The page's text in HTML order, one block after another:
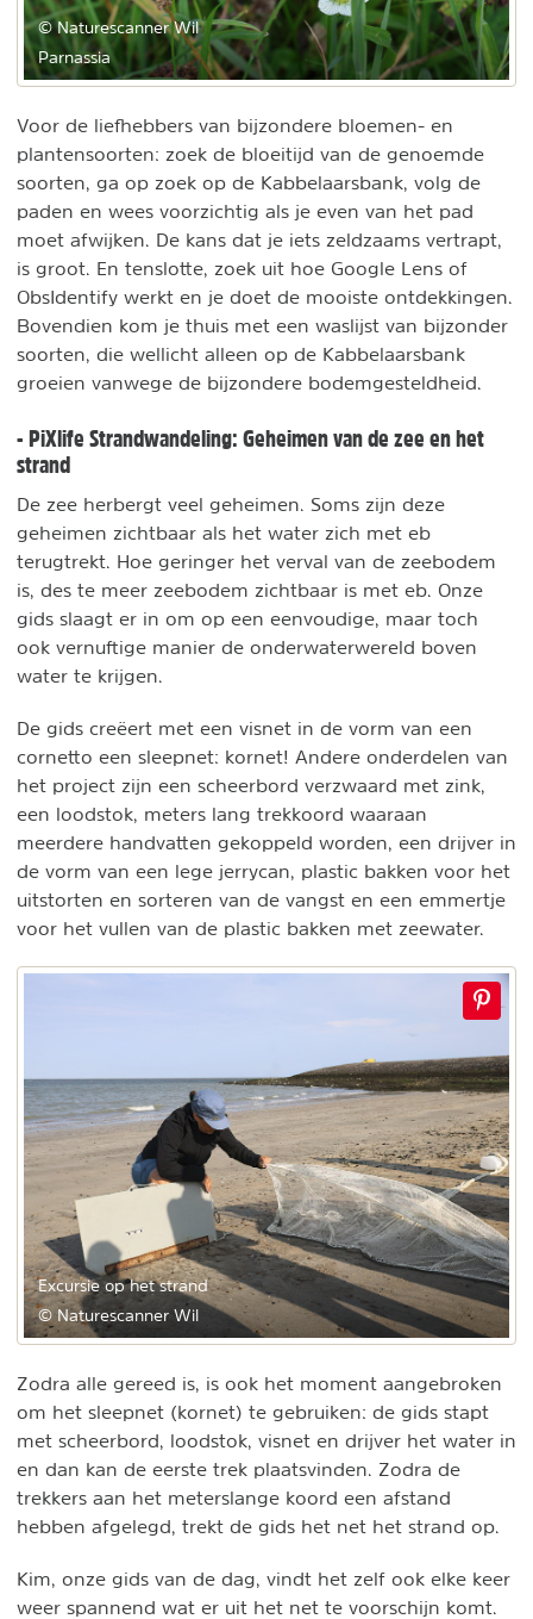
© Naturescanner Wil
Parnassia
Voor de liefhebbers van bijzondere bloemen- en
plantensoorten: zoek de bloeitijd van de genoemde
soorten, ga op zoek op de Kabbelaarsbank, volg de
paden en wees voorzichtig als je even van het pad
moet afwijken. De kans dat je iets zeldzaams vertrapt,
is groot. En tenslotte, zoek uit hoe Google Lens of
ObsIdentify werkt en je doet de mooiste ontdekkingen.
Bovendien kom je thuis met een waslijst van bijzonder
soorten, die wellicht alleen op de Kabbelaarsbank
groeien vanwege de bijzondere bodemgesteldheid.
- PiXlife Strandwandeling: Geheimen van de zee en het
strand
De zee herbergt veel geheimen. Soms zijn deze
geheimen zichtbaar als het water zich met eb
terugtrekt. Hoe geringer het verval van de zeebodem
is, des te meer zeebodem zichtbaar is met eb. Onze
gids slaagt er in om op een eenvoudige, maar toch
ook vernuftige manier de onderwaterwereld boven
water te krijgen.
De gids creëert met een visnet in de vorm van een
cornetto een sleepnet: kornet! Andere onderdelen van
het project zijn een scheerbord verzwaard met zink,
een loodstok, meters lang trekkoord waaraan
meerdere handvatten gekoppeld worden, een drijver in
de vorm van een lege jerrycan, plastic bakken voor het
uitstorten en sorteren van de vangst en een emmertje
voor het vullen van de plastic bakken met zeewater.
Excursie op het strand
© Naturescanner Wil
Zodra alle gereed is, is ook het moment aangebroken
om het sleepnet (kornet) te gebruiken: de gids stapt
met scheerbord, loodstok, visnet en drijver het water in
en dan kan de eerste trek plaatsvinden. Zodra de
trekkers aan het meterslange koord een afstand
hebben afgelegd, trekt de gids het net het strand op.
Kim, onze gids van de dag, vindt het zelf ook elke keer
weer spannend wat er uit het net te voorschijn komt.